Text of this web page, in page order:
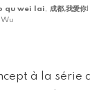
qu wei lai, 成都,我愛你
à la série